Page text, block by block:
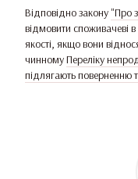
Відповідно закону "Про
відмовити споживачеві в
якості, якщо вони
чинномуПереліку
підлягають поверненню